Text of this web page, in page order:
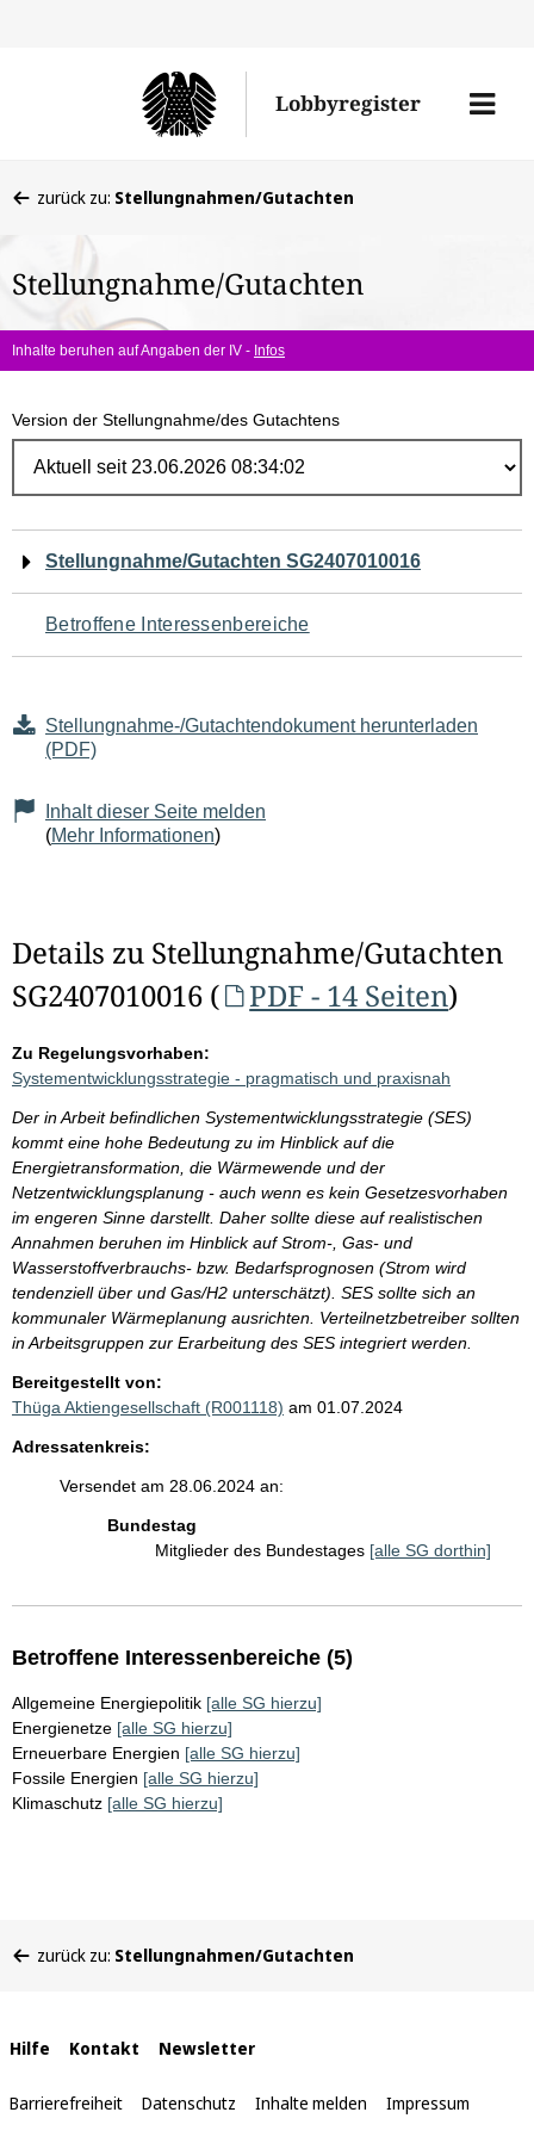
Lobbyregister
Menü
befinden
hier:
zurück zu: Stellungnahmen/Gutachten
Stellungnahme/Gutachten
Inhalte beruhen auf Angaben der IV - Infos
Version der Stellungnahme/des Gutachtens
Navigation
für
den
Seiteninhalt
Stellungnahme/Gutachten SG2407010016
Betroffene Interessenbereiche
Stellungnahme-/Gutachtendokument herunterladen
(PDF)
Inhalt dieser Seite melden
(Mehr Informationen)
Details zu Stellungnahme/Gutachten
SG2407010016 (
PDF - 14 Seiten)
Zu Regelungsvorhaben:
Systementwicklungsstrategie - pragmatisch und praxisnah
Der in Arbeit befindlichen Systementwicklungsstrategie (SES)
kommt eine hohe Bedeutung zu im Hinblick auf die
Energietransformation, die Wärmewende und der
Netzentwicklungsplanung - auch wenn es kein Gesetzesvorhaben
im engeren Sinne darstellt. Daher sollte diese auf realistischen
Annahmen beruhen im Hinblick auf Strom-, Gas- und
Wasserstoffverbrauchs- bzw. Bedarfsprognosen (Strom wird
tendenziell über und Gas/H2 unterschätzt). SES sollte sich an
kommunaler Wärmeplanung ausrichten. Verteilnetzbetreiber sollten
in Arbeitsgruppen zur Erarbeitung des SES integriert werden.
Bereitgestellt von:
Thüga Aktiengesellschaft (R001118) am 01.07.2024
Adressatenkreis:
Versendet am 28.06.2024 an:
Bundestag
Mitglieder des Bundestages [alle SG dorthin]
Betroffene Interessenbereiche (5)
Allgemeine Energiepolitik [alle SG hierzu]
Energienetze [alle SG hierzu]
Erneuerbare Energien [alle SG hierzu]
Fossile Energien [alle SG hierzu]
Klimaschutz [alle SG hierzu]
befinden
zurück zu: Stellungnahmen/Gutachten
Interne
Links
Hilfe Kontakt Newsletter
Barrierefreiheit Datenschutz Inhalte melden Impressum